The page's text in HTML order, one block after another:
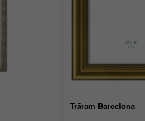
Träram Barcelona